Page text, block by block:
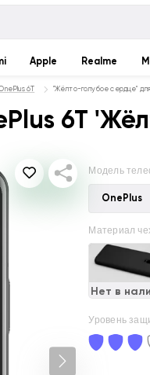
Apple Realme
6T "Жёлто-голубое сердце"
6T
Модель
OnePlus
Материал
Нет в
Уровень